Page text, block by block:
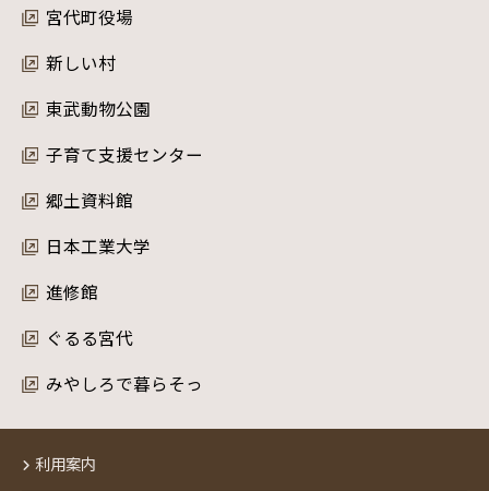
宮代町役場
新しい村
東武動物公園
子育て支援センター
郷土資料館
日本工業大学
進修館
ぐるる宮代
みやしろで暮らそっ
利用案内